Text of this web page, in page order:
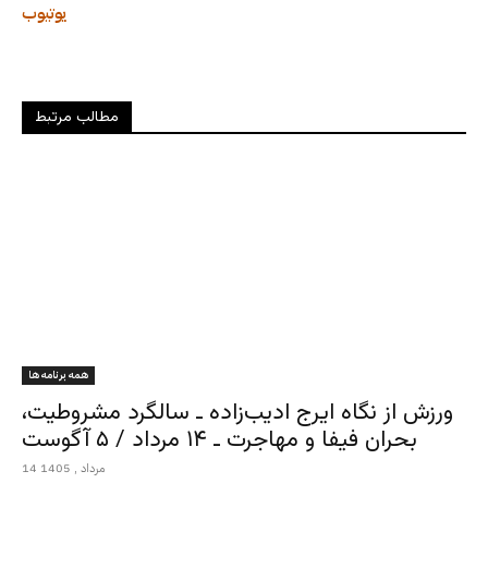
یوتیوب
مطالب مرتبط
همه برنامه ها
ورزش از نگاه ایرج ادیب‌زاده ـ سالگرد مشروطیت،
بحران فیفا و مهاجرت ـ ۱۴ مرداد / ۵ آگوست
14 مرداد , 1405